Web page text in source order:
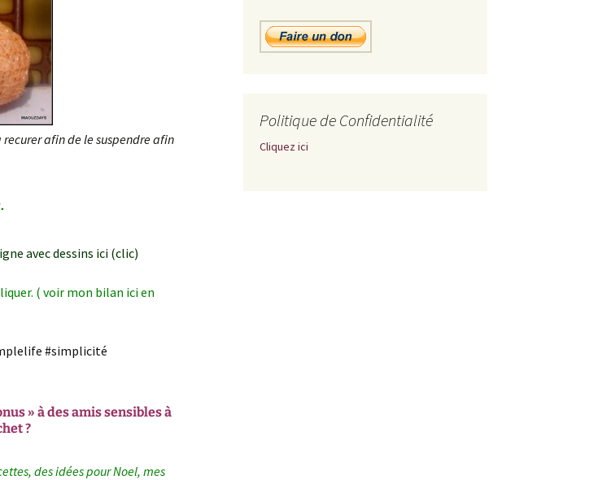
afin de le suspendre afin
avec dessins ici (clic)
( voir mon bilan ici en
#simplicité
» à des amis sensibles à
?
des idées pour Noel, mes
Politique de Confidentialité
Cliquez ici